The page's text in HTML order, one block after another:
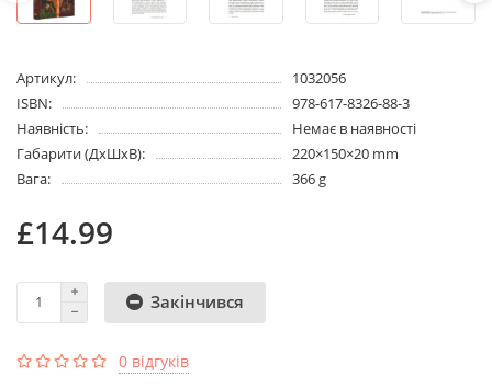
Артикул:
1032056
ISBN:
978-617-8326-88-3
Наявність:
Немає в наявності
Габарити (ДхШхВ):
220×150×20 mm
Вага:
366 g
£14.99
Закінчився
0 відгуків